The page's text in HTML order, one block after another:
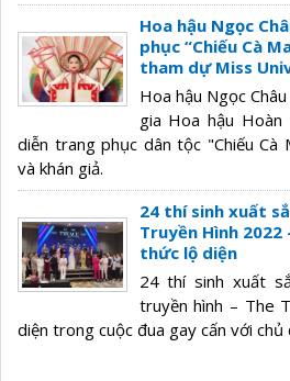
Hoa hậu Ngọc
phục “Chiếu Cà
tham dự Miss
Hoa hậu Ngọc
gia Hoa hậu
diễn trang phục dân tộc "Chiếu
và khán giả.
24 thí sinh xuất
Truyền Hình 2022
thức lộ diện
24 thí sinh xuất
truyền hình – The
diện trong cuộc đua gay cấn với